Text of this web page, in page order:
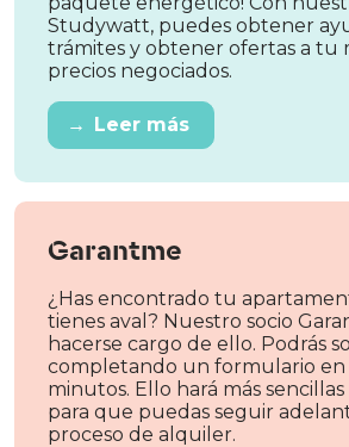
Studywatt, puedes obtener
trámites y obtener ofertas a tu
precios negociados.
→ Leer más
Garantme
¿Has encontrado tu
tienes aval? Nuestro socio
hacerse cargo de ello. Podrás
completando un formulario en
minutos. Ello hará más
para que puedas seguir
proceso de alquiler.